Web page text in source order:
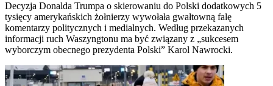
Decyzja Donalda Trumpa o skierowaniu do Polski dodatkowych 5
tysięcy amerykańskich żołnierzy wywołała gwałtowną falę
komentarzy politycznych i medialnych. Według przekazanych
informacji ruch Waszyngtonu ma być związany z „sukcesem
wyborczym obecnego prezydenta Polski” Karol Nawrocki.